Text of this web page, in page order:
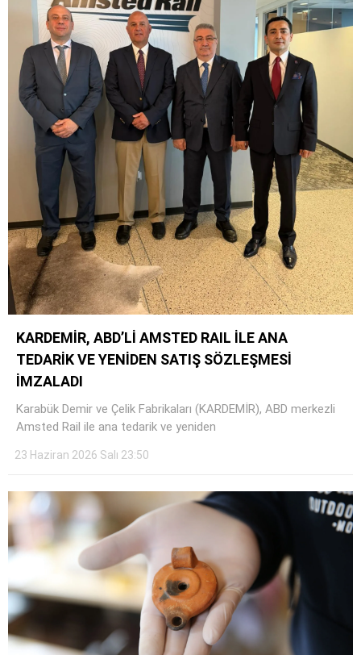
KARDEMİR, ABD’Lİ AMSTED RAIL İLE ANA
TEDARİK VE YENİDEN SATIŞ SÖZLEŞMESİ
İMZALADI
Karabük Demir ve Çelik Fabrikaları (KARDEMİR), ABD merkezli
Amsted Rail ile ana tedarik ve yeniden
23 Haziran 2026 Salı 23:50